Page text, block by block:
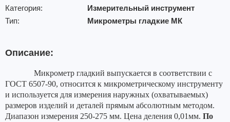
Категория:
Измерительный инструмент
Тип:
Микрометры гладкие МК
Описание:
Микрометр гладкий выпускается в соответствии с
ГОСТ 6507-90, относится к микрометрическому инструменту
и используется для измерения наружных (охватываемых)
размеров изделий и деталей прямым абсолютным методом.
Диапазон измерения 250-275 мм. Цена деления 0,01мм. По